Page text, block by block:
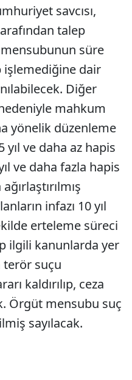
savcısı,
talep
süre
işlemediğine dair
Diğer
mahkum
yönelik düzenleme
yıl ve daha az hapis
ve daha fazla hapis
infazı 10 yıl
erteleme süreci
ilgili kanunlarda yer
terör suçu
kaldırılıp, ceza
Örgüt mensubu suç
sayılacak.